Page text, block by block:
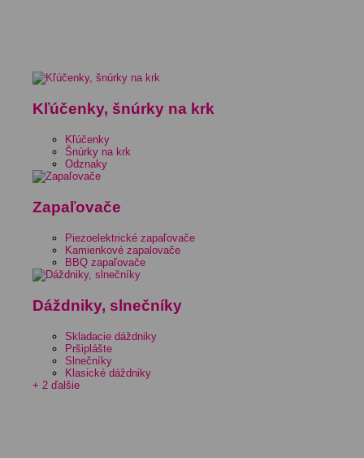
Kľúčenky, šnúrky na krk
Kľúčenky
Šnúrky na krk
Odznaky
Zapaľovače
Piezoelektrické zapaľovače
Kamienkové zapalovače
BBQ zapaľovače
Dáždniky, slnečníky
Skladacie dáždniky
Pršiplášte
Slnečníky
Klasické dáždniky
+ 2 ďalšie